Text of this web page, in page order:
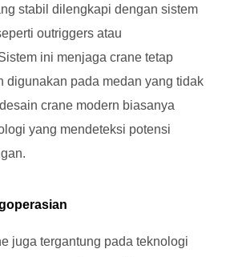
stabil dilengkapi dengan sistem
outriggers atau
ini menjaga crane tetap
digunakan pada medan yang tidak
crane modern biasanya
yang mendeteksi potensi
juga tergantung pada teknologi